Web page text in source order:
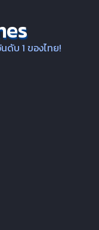
ดับ 1 ของไทย!